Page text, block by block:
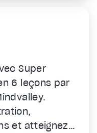
Super
6 leçons par
et atteignez